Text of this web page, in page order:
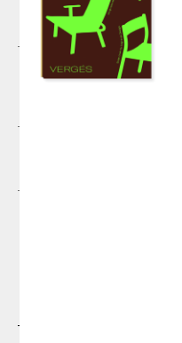
Taburete Tura